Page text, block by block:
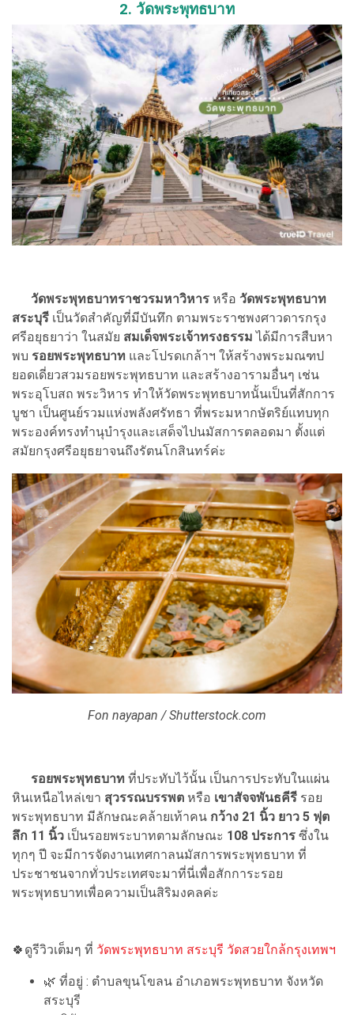
2. วัดพระพุทธบาท
วัดพระพุทธบาทราชวรมหาวิหาร หรือ วัดพระพุทธบาท
สระบุรี เป็นวัดสำคัญที่มีบันทึก ตามพระราชพงศาวดารกรุง
ศรีอยุธยาว่า ในสมัย สมเด็จพระเจ้าทรงธรรม ได้มีการสืบหา
พบ รอยพระพุทธบาท และโปรดเกล้าฯ ให้สร้างพระมณฑป
ยอดเดี่ยวสวมรอยพระพุทธบาท และสร้างอารามอื่นๆ เช่น
พระอุโบสถ พระวิหาร ทำให้วัดพระพุทธบาทนั้นเป็นที่สักการ
บูชา เป็นศูนย์รวมแห่งพลังศรัทธา ที่พระมหากษัตริย์แทบทุก
พระองค์ทรงทำนุบำรุงและเสด็จไปนมัสการตลอดมา ตั้งแต่
สมัยกรุงศรีอยุธยาจนถึงรัตนโกสินทร์ค่ะ
Fon nayapan / Shutterstock.com
รอยพระพุทธบาท ที่ประทับไว้นั้น เป็นการประทับในแผ่น
หินเหนือไหล่เขา สุวรรณบรรพต หรือ เขาสัจจพันธคีรี รอย
พระพุทธบาท มีลักษณะคล้ายเท้าคน กว้าง 21 นิ้ว ยาว 5 ฟุต
ลึก 11 นิ้ว เป็นรอยพระบาทตามลักษณะ 108 ประการ ซึ่งใน
ทุกๆ ปี จะมีการจัดงานเทศกาลนมัสการพระพุทธบาท ที่
ประชาชนจากทั่วประเทศจะมาที่นี่เพื่อสักการะรอย
พระพุทธบาทเพื่อความเป็นสิริมงคลค่ะ
🍀ดูรีวิวเต็มๆ ที่ วัดพระพุทธบาท สระบุรี วัดสวยใกล้กรุงเทพฯ
🌿 ที่อยู่ : ตำบลขุนโขลน อำเภอพระพุทธบาท จังหวัด
สระบุรี